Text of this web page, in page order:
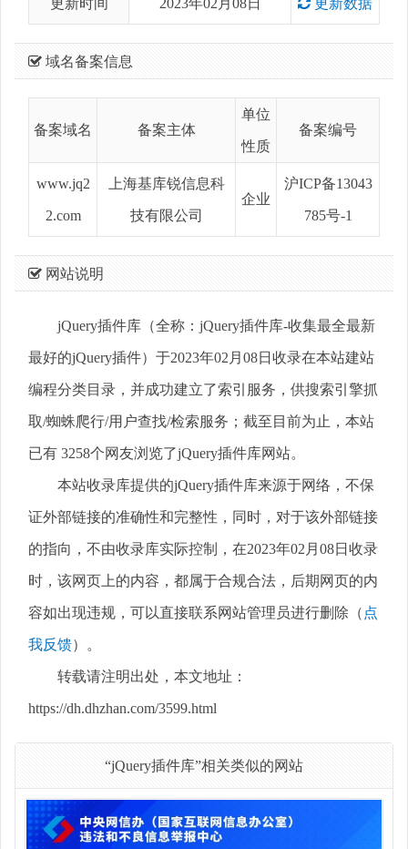
域名备案信息
备案域名 备案主体
单位
性质
备案编号
www.jq2
2.com
上海基库锐信息科
技有限公司
企业
沪ICP备13043
785号-1
网站说明
jQuery插件库（全称：jQuery插件库-收集最全最新
最好的jQuery插件）于2023年02月08日收录在本站建站
编程分类目录，并成功建立了索引服务，供搜索引擎抓
取/蜘蛛爬行/用户查找/检索服务；截至目前为止，本站
已有 3258个网友浏览了jQuery插件库网站。
本站收录库提供的jQuery插件库来源于网络，不保
证外部链接的准确性和完整性，同时，对于该外部链接
的指向，不由收录库实际控制，在2023年02月08日收录
时，该网页上的内容，都属于合规合法，后期网页的内
容如出现违规，可以直接联系网站管理员进行删除（ 点
我反馈）。
转载请注明出处，本文地址：
https://dh.dhzhan.com/3599.html
“jQuery插件库”相关类似的网站